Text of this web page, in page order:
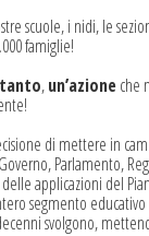
scuole, i nidi, le
famiglie!
,un’azioneche
di mettere in
Parlamento,
applicazioni del
segmento
svolgono,